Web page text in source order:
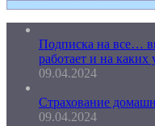
Подписка на все…
работает и на каких
09.04.2024
Страхование
09.04.2024